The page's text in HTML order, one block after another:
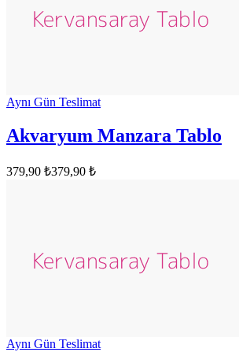
Aynı Gün Teslimat
Akvaryum Manzara Tablo
379,90 ₺379,90 ₺
Aynı Gün Teslimat